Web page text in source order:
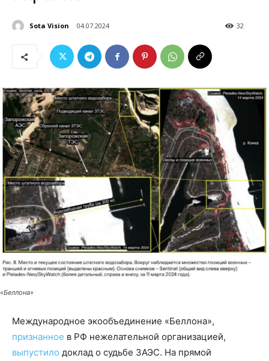
Sota Vision 04.07.2024 32
«Беллона»
Международное экообъединение «Беллона»,
признанное в РФ нежелательной организацией,
выпустило доклад о судьбе ЗАЭС. На прямой